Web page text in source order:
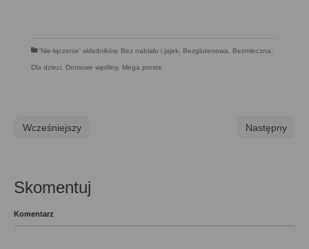
'Nie-łączenie' składników, Bez nabiału i jajek, Bezglutenowa, Bezmleczna,
Dla dzieci, Domowe wędliny, Mega proste
Wcześniejszy Następny
Skomentuj
Komentarz